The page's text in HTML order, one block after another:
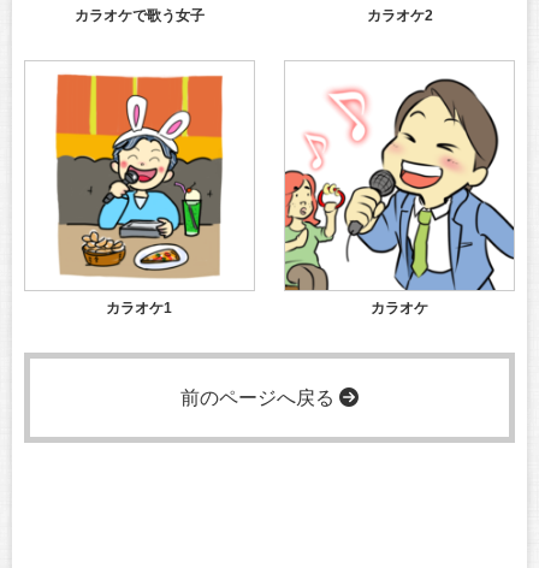
カラオケで歌う女子 カラオケ2
カラオケ1 カラオケ
前のページへ戻る